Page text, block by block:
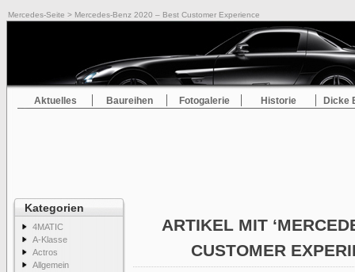
Mercedes-Seite > Mercedes-Benz 2020 – Best Customer Experience
Aktuelles Baureihen Fotogalerie Historie Dicke
Kategorien
4MATIC
A-Klasse
Actros
Allgemein
ARTIKEL MIT
CUSTOMER